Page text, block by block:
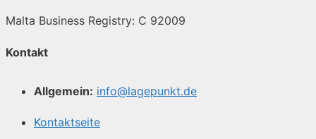
Malta Business Registry: C 92009
Kontakt
Allgemein: info@lagepunkt.de
Kontaktseite